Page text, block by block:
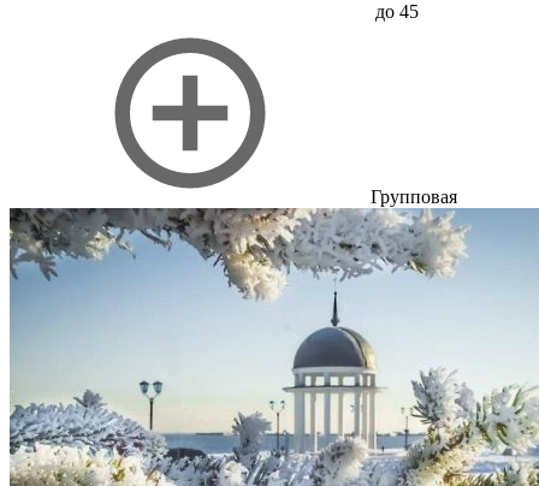
до 45
Групповая